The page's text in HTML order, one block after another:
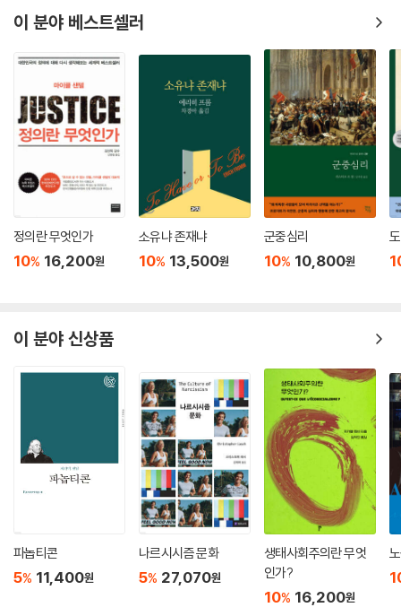
이 분야 베스트셀러
정의란 무엇인가
10% 16,200원
소유냐 존재냐
10% 13,500원
군중심리
10% 10,800원
이 분야 신상품
파놉티콘
5% 11,400원
나르시시즘 문화
5% 27,070원
생태사회주의란 무엇
인가?
10% 16,200원